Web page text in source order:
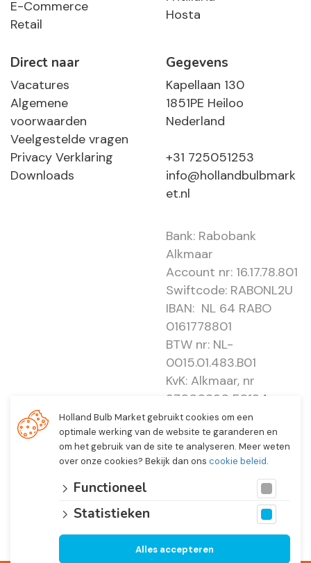
E-Commerce
Retail
Hosta
Direct naar
Vacatures
Algemene
voorwaarden
Veelgestelde vragen
Privacy Verklaring
Downloads
Gegevens
Kapellaan 130
1851PE Heiloo
Nederland
+31 725051253
info@hollandbulbmark
et.nl
Bank: Rabobank
Alkmaar
Account nr: 16.17.78.801
Swiftcode: RABONL2U
IBAN: NL 64 RABO
0161778801
BTW nr: NL-
0015.01.483.B01
KvK: Alkmaar, nr
37000830 E0194 -
EBO 505
Holland Bulb Market gebruikt cookies om een
optimale werking van de website te garanderen en
om het gebruik van de site te analyseren. Meer weten
over onze cookies? Bekijk dan ons cookie beleid.
Functioneel
Statistieken
Alles accepteren